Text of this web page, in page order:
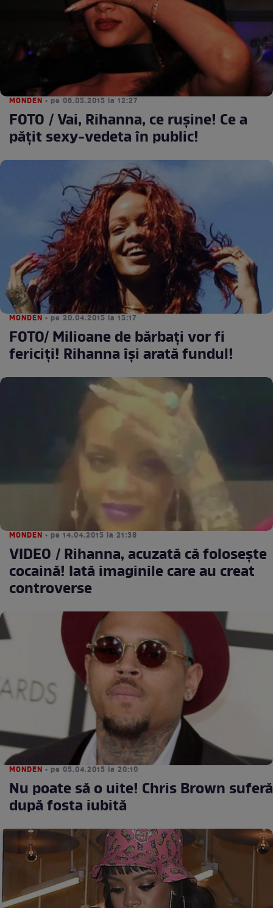
MONDEN • pe 06.05.2015 la 12:27
FOTO / Vai, Rihanna, ce ruşine! Ce a
păţit sexy-vedeta în public!
MONDEN • pe 20.04.2015 la 15:17
FOTO/ Milioane de bărbaţi vor fi
fericiţi! Rihanna îşi arată fundul!
MONDEN • pe 14.04.2015 la 21:38
VIDEO / Rihanna, acuzată că foloseşte
cocaină! Iată imaginile care au creat
controverse
MONDEN • pe 05.04.2015 la 20:10
Nu poate să o uite! Chris Brown suferă
după fosta iubită